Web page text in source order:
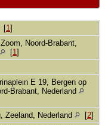
1]
Noord-Brabant,
[1]
E 19, Bergen op
Brabant, Nederland
Zeeland, Nederland [2]